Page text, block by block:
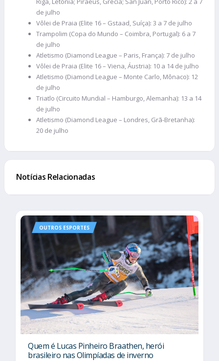
de julho
Vôlei de Praia (Elite 16 – Gstaad, Suíça): 3 a 7 de julho
Trampolim (Copa do Mundo – Coimbra, Portugal): 6 a 7
de julho
Atletismo (Diamond League – Paris, França): 7 de julho
Vôlei de Praia (Elite 16 – Viena, Áustria): 10 a 14 de julho
Atletismo (Diamond League – Monte Carlo, Mônaco): 12
de julho
Triatlo (Circuito Mundial – Hamburgo, Alemanha): 13 a 14
de julho
Atletismo (Diamond League – Londres, Grã-Bretanha):
20 de julho
Notícias Relacionadas
OUTROS ESPORTES
Quem é Lucas Pinheiro Braathen, herói
brasileiro nas Olimpíadas de inverno